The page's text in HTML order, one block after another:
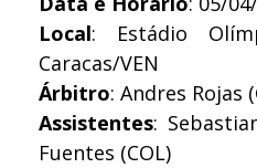
Local: Estádio
Caracas/VEN
Árbitro: Andres Rojas
Assistentes:
Fuentes (COL)